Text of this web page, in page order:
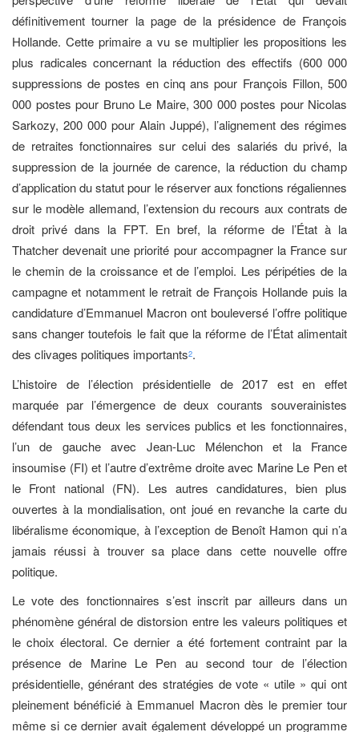
définitivement tourner la page de la présidence de François
Hollande. Cette primaire a vu se multiplier les propositions les
plus radicales concernant la réduction des effectifs (600 000
suppressions de postes en cinq ans pour François Fillon, 500
000 postes pour Bruno Le Maire, 300 000 postes pour Nicolas
Sarkozy, 200 000 pour Alain Juppé), l’alignement des régimes
de retraites fonctionnaires sur celui des salariés du privé, la
suppression de la journée de carence, la réduction du champ
d’application du statut pour le réserver aux fonctions régaliennes
sur le modèle allemand, l’extension du recours aux contrats de
droit privé dans la FPT. En bref, la réforme de l’État à la
Thatcher devenait une priorité pour accompagner la France sur
le chemin de la croissance et de l’emploi. Les péripéties de la
campagne et notamment le retrait de François Hollande puis la
candidature d’Emmanuel Macron ont bouleversé l’offre politique
sans changer toutefois le fait que la réforme de l’État alimentait
des clivages politiques importants2.
L’histoire de l’élection présidentielle de 2017 est en effet
marquée par l’émergence de deux courants souverainistes
défendant tous deux les services publics et les fonctionnaires,
l’un de gauche avec Jean-Luc Mélenchon et la France
insoumise (FI) et l’autre d’extrême droite avec Marine Le Pen et
le Front national (FN). Les autres candidatures, bien plus
ouvertes à la mondialisation, ont joué en revanche la carte du
libéralisme économique, à l’exception de Benoît Hamon qui n’a
jamais réussi à trouver sa place dans cette nouvelle offre
politique.
Le vote des fonctionnaires s’est inscrit par ailleurs dans un
phénomène général de distorsion entre les valeurs politiques et
le choix électoral. Ce dernier a été fortement contraint par la
présence de Marine Le Pen au second tour de l’élection
présidentielle, générant des stratégies de vote « utile » qui ont
pleinement bénéficié à Emmanuel Macron dès le premier tour
même si ce dernier avait également développé un programme